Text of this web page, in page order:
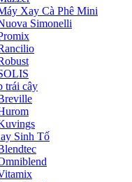
Xay Cà Phê Mini
Simonelli
trái cây
Sinh Tố